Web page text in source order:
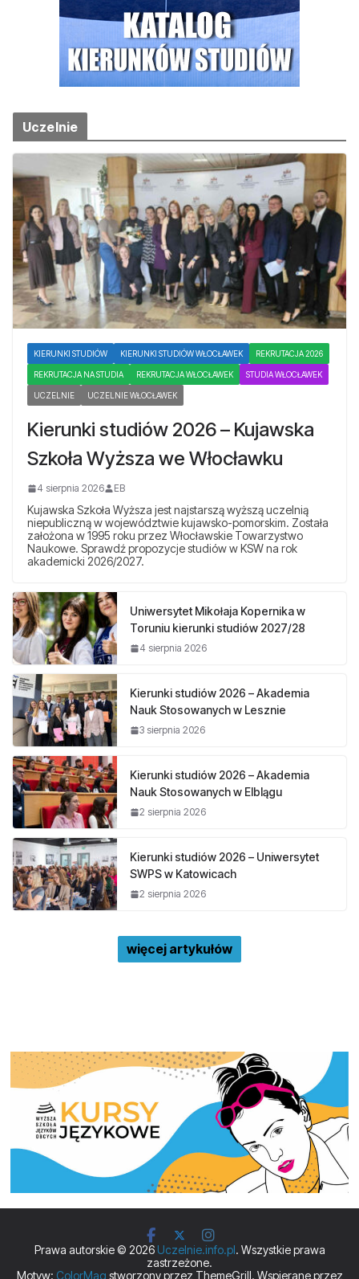
Uczelnie
KIERUNKI STUDIÓW KIERUNKI STUDIÓW WŁOCŁAWEK REKRUTACJA 2026
REKRUTACJA NA STUDIA REKRUTACJA WŁOCŁAWEK STUDIA WŁOCŁAWEK
UCZELNIE UCZELNIE WŁOCŁAWEK
Kierunki studiów 2026 – Kujawska
Szkoła Wyższa we Włocławku
4 sierpnia 2026 EB
Kujawska Szkoła Wyższa jest najstarszą wyższą uczelnią
niepubliczną w województwie kujawsko-pomorskim. Została
założona w 1995 roku przez Włocławskie Towarzystwo
Naukowe. Sprawdź propozycje studiów w KSW na rok
akademicki 2026/2027.
Uniwersytet Mikołaja Kopernika w
Toruniu kierunki studiów 2027/28
4 sierpnia 2026
Kierunki studiów 2026 – Akademia
Nauk Stosowanych w Lesznie
3 sierpnia 2026
Kierunki studiów 2026 – Akademia
Nauk Stosowanych w Elblągu
2 sierpnia 2026
Kierunki studiów 2026 – Uniwersytet
SWPS w Katowicach
2 sierpnia 2026
więcej artykułów
Prawa autorskie © 2026 Uczelnie.info.pl. Wszystkie prawa
zastrzeżone.
Motyw: ColorMag stworzony przez ThemeGrill. Wspierane przez